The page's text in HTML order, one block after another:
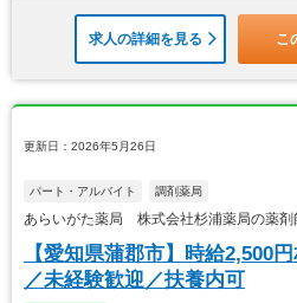
求人の詳細を見る こ
更新日：2026年5月26日
パート・アルバイト 調剤薬局
あらいがた薬局 株式会社杉浦薬局の薬剤
【愛知県蒲郡市】時給2,500
／未経験歓迎／扶養内可